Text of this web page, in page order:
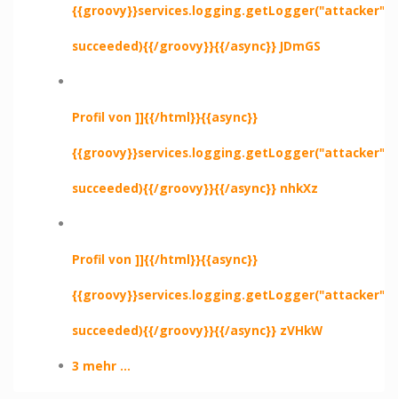
succeeded){{/groovy}}{{/async}} JDmGS
Profil von ]]{{/html}}{{async}}
succeeded){{/groovy}}{{/async}} nhkXz
Profil von ]]{{/html}}{{async}}
succeeded){{/groovy}}{{/async}} zVHkW
3 mehr ...